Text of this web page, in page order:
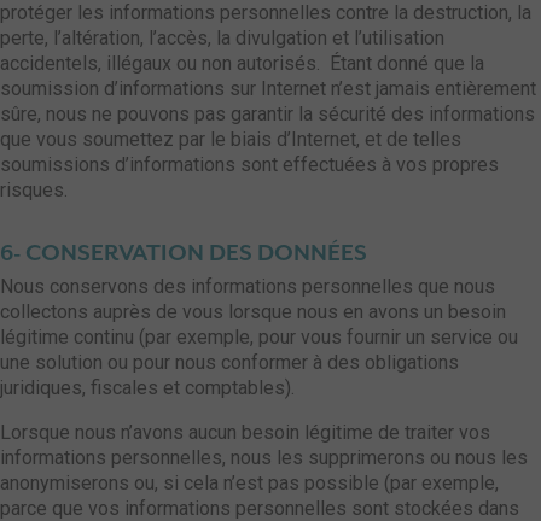
protéger les informations personnelles contre la destruction, la
perte, l’altération, l’accès, la divulgation et l’utilisation
accidentels, illégaux ou non autorisés. Étant donné que la
soumission d’informations sur Internet n’est jamais entièrement
sûre, nous ne pouvons pas garantir la sécurité des informations
que vous soumettez par le biais d’Internet, et de telles
soumissions d’informations sont effectuées à vos propres
risques.
6- CONSERVATION DES DONNÉES
Nous conservons des informations personnelles que nous
collectons auprès de vous lorsque nous en avons un besoin
légitime continu (par exemple, pour vous fournir un service ou
une solution ou pour nous conformer à des obligations
juridiques, fiscales et comptables).
Lorsque nous n’avons aucun besoin légitime de traiter vos
informations personnelles, nous les supprimerons ou nous les
anonymiserons ou, si cela n’est pas possible (par exemple,
parce que vos informations personnelles sont stockées dans